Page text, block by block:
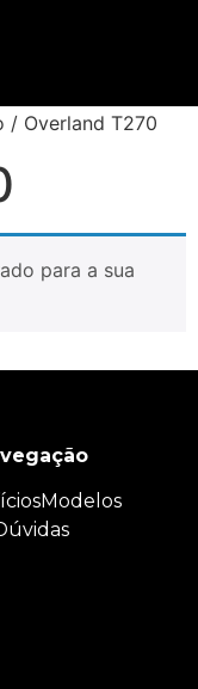
/ Overland T270
para a sua
Modelos